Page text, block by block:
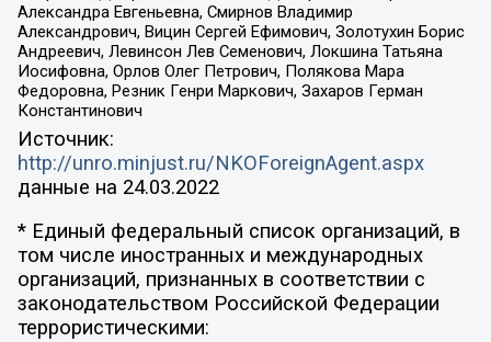
Александра Евгеньевна, Смирнов Владимир
Александрович, Вицин Сергей Ефимович, Золотухин Борис
Андреевич, Левинсон Лев Семенович, Локшина Татьяна
Иосифовна, Орлов Олег Петрович, Полякова Мара
Федоровна, Резник Генри Маркович, Захаров Герман
Константинович
Источник:
http://unro.minjust.ru/NKOForeignAgent.aspx
данные на 24.03.2022
* Единый федеральный список организаций, в
том числе иностранных и международных
организаций, признанных в соответствии с
законодательством Российской Федерации
террористическими: